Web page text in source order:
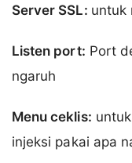
Server SSL: untuk
Listen port: Port
ngaruh
Menu ceklis:
injeksi pakai apa